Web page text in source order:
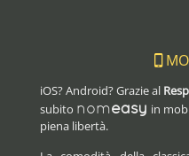
iOS? Android? Grazie al
subito nomeasy in
piena libertà.